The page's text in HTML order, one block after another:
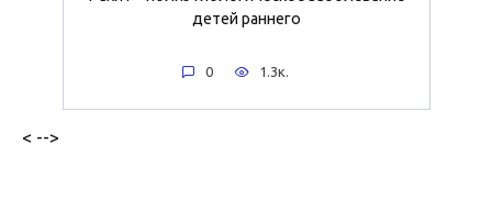
детей раннего
0 1.3к.
< -->